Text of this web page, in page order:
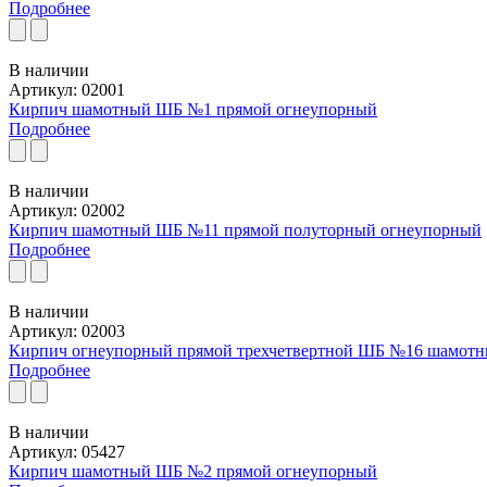
Подробнее
В наличии
Артикул: 02001
Кирпич шамотный ШБ №1 прямой огнеупорный
Подробнее
В наличии
Артикул: 02002
Кирпич шамотный ШБ №11 прямой полуторный огнеупорный
Подробнее
В наличии
Артикул: 02003
Кирпич огнеупорный прямой трехчетвертной ШБ №16
Подробнее
В наличии
Артикул: 05427
Кирпич шамотный ШБ №2 прямой огнеупорный